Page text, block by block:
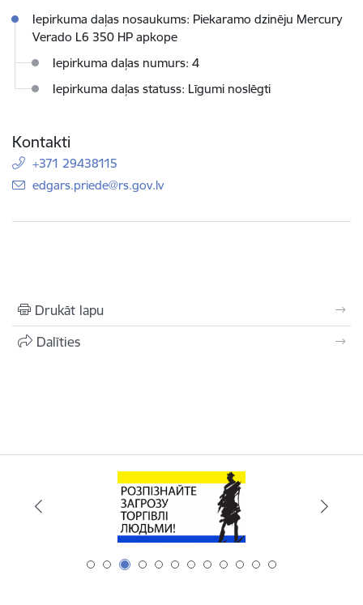
Iepirkuma daļas nosaukums: Piekaramo dzinēju Mercury
Verado L6 350 HP apkope
Iepirkuma daļas numurs: 4
Iepirkuma daļas statuss: Līgumi noslēgti
Kontakti
+371 29438115
E-pasts:
edgars.priede@rs.gov.lv
Drukāt lapu
Dalīties